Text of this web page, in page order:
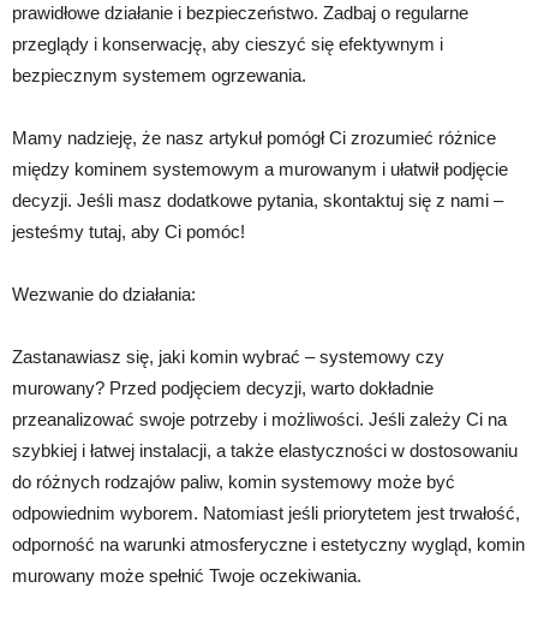
prawidłowe działanie i bezpieczeństwo. Zadbaj o regularne
przeglądy i konserwację, aby cieszyć się efektywnym i
bezpiecznym systemem ogrzewania.
Mamy nadzieję, że nasz artykuł pomógł Ci zrozumieć różnice
między kominem systemowym a murowanym i ułatwił podjęcie
decyzji. Jeśli masz dodatkowe pytania, skontaktuj się z nami –
jesteśmy tutaj, aby Ci pomóc!
Wezwanie do działania:
Zastanawiasz się, jaki komin wybrać – systemowy czy
murowany? Przed podjęciem decyzji, warto dokładnie
przeanalizować swoje potrzeby i możliwości. Jeśli zależy Ci na
szybkiej i łatwej instalacji, a także elastyczności w dostosowaniu
do różnych rodzajów paliw, komin systemowy może być
odpowiednim wyborem. Natomiast jeśli priorytetem jest trwałość,
odporność na warunki atmosferyczne i estetyczny wygląd, komin
murowany może spełnić Twoje oczekiwania.